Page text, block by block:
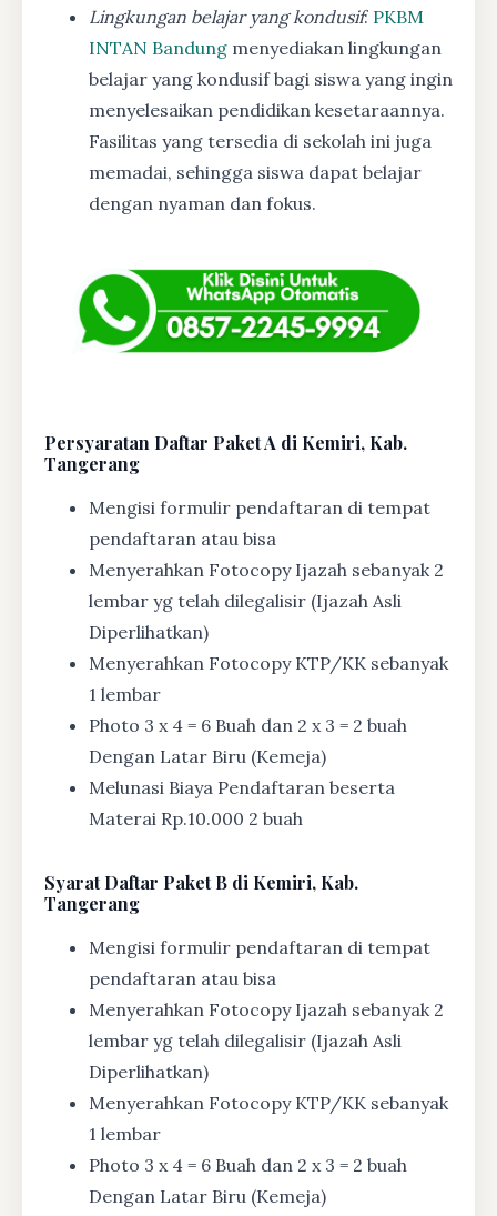
Lingkungan belajar yang kondusif: PKBM
INTAN Bandung menyediakan lingkungan
belajar yang kondusif bagi siswa yang ingin
menyelesaikan pendidikan kesetaraannya.
Fasilitas yang tersedia di sekolah ini juga
memadai, sehingga siswa dapat belajar
dengan nyaman dan fokus.
Persyaratan Daftar Paket A di Kemiri, Kab.
Tangerang
Mengisi formulir pendaftaran di tempat
pendaftaran atau bisa
Menyerahkan Fotocopy Ijazah sebanyak 2
lembar yg telah dilegalisir (Ijazah Asli
Diperlihatkan)
Menyerahkan Fotocopy KTP/KK sebanyak
1 lembar
Photo 3 x 4 = 6 Buah dan 2 x 3 = 2 buah
Dengan Latar Biru (Kemeja)
Melunasi Biaya Pendaftaran beserta
Materai Rp.10.000 2 buah
SyaratDaftar Paket B di Kemiri, Kab.
Tangerang
Mengisi formulir pendaftaran di tempat
pendaftaran atau bisa
Menyerahkan Fotocopy Ijazah sebanyak 2
lembar yg telah dilegalisir (Ijazah Asli
Diperlihatkan)
Menyerahkan Fotocopy KTP/KK sebanyak
1 lembar
Photo 3 x 4 = 6 Buah dan 2 x 3 = 2 buah
Dengan Latar Biru (Kemeja)